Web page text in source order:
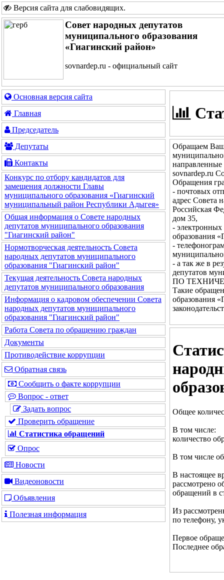
Версия сайта для слабовидящих.
Совет народных депутатов
муниципального образования
«Гиагинский район»
sovnardep.ru - официальный сайт
Основная версия сайта
Главная
Председатель
Депутаты
Контакты
Конкурс по отбору кандидатов для
замещения должности Главы
муниципального образования «Гиагинский
муниципальный район Республики Адыгея»
Общая информация о Совете народных
депутатов муниципального образования
"Гиагинский район"
Нормотворческая деятельность Совета
народных депутатов муниципального
образования "Гиагинский район"
Текущая деятельность Совета народных
депутатов муниципального образования
Информация о кадровом обеспечении Совета
народных депутатов муниципального
образования "Гиагинский район"
Работа Совета по обращению граждан
Документы
Противодействие коррупции
Обратная связь
Сообщить о факте коррупции
Вопрос - ответ
Задать вопрос
Проверить обращение
Статистика обращений
Опрос
Новости
Видеоновости
Объявления
Полезная информация
Обращаем
sovnardep.ru
Обращения
- почтовых
адрес Совета
Российская
дом 35,
-
образования
-
- а так же в
депутатов
ПО
Такие
образования
Общее
В том числе:
количество
В том числе
В настоящее
рассмотрено
обращений в
Из
по телефону,
Первое
Последнее